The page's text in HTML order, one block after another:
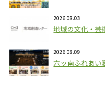
2026.08.03
地域の文化・芸
2026.08.09
六ッ南ふれあい